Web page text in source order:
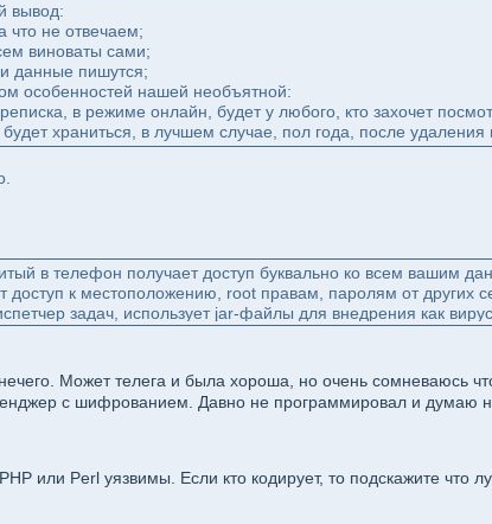
вывод:
что не отвечаем;
виноваты сами;
данные пишутся;
особенностей нашей необъятной:
в режиме онлайн, будет у любого, кто захочет
будет храниться, в лучшем случае, пол года, после
в телефон получает доступ буквально ко всем вашим
доступ к местоположению, root правам, паролям от других
задач, использует jar-файлы для внедрения как вирус.
Может телега и была хороша, но очень сомневаюсь
с шифрованием. Давно не программировал и думаю
или Perl уязвимы. Если кто кодирует, то подскажите что